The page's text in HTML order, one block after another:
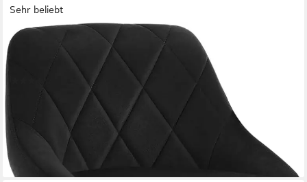
Sehr beliebt
WOLTU
Barhocker (1 St), gepolsterte Sitzfläche Höhenverstellbar 360°
57,77 € UVP 119,99 €
nur bis Dienstag
lieferbar - in 3-4 Werktagen bei dir